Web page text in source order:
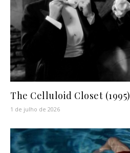
The Celluloid Closet (1995)
1 de julho de 2026